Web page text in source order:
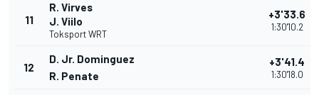
11
R. Virves
J. Viilo
Toksport WRT
+3'33.6
1:30'10.2
12
D. Jr. Dominguez
R. Penate
+3'41.4
1:30'18.0